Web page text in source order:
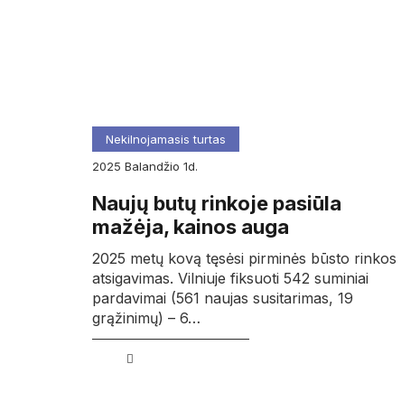
Nekilnojamasis turtas
2025
balandžio 1d.
Naujų butų rinkoje pasiūla
mažėja, kainos auga
2025 metų kovą tęsėsi pirminės būsto rinkos
atsigavimas. Vilniuje fiksuoti 542 suminiai
pardavimai (561 naujas susitarimas, 19
grąžinimų) – 6…